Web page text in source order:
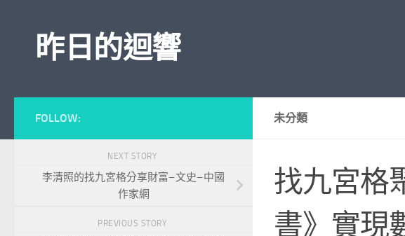
昨日的迴響
未分類
找九宮格
書》實現
FOLLOW:
NEXT STORY
李清照的找九宮格分享財富–文史–中國
作家網
PREVIOUS STORY